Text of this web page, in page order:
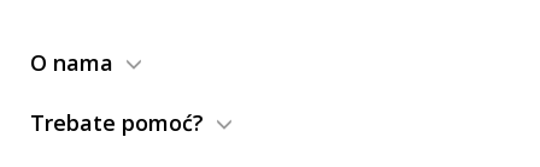
O nama
Trebate pomoć?